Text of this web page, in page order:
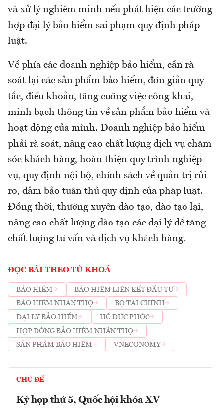
và xử lý nghiêm minh nếu phát hiện các trường
hợp đại lý bảo hiểm sai phạm quy định pháp
luật.
Về phía các doanh nghiệp bảo hiểm, cần rà
soát lại các sản phẩm bảo hiểm, đơn giản quy
tắc, điều khoản, tăng cường việc công khai,
minh bạch thông tin về sản phẩm bảo hiểm và
hoạt động của mình. Doanh nghiệp bảo hiểm
phải rà soát, nâng cao chất lượng dịch vụ chăm
sóc khách hàng, hoàn thiện quy trình nghiệp
vụ, quy định nội bộ, chính sách về quản trị rủi
ro, đảm bảo tuân thủ quy định của pháp luật.
Đồng thời, thường xuyên đào tạo, đào tạo lại,
nâng cao chất lượng đào tạo các đại lý để tăng
chất lượng tư vấn và dịch vụ khách hàng.
ĐỌC BÀI THEO TỪ KHOÁ
BẢO HIỂM
BẢO HIỂM LIÊN KẾT ĐẦU TƯ
BẢO HIỂM NHÂN THỌ
BỘ TÀI CHÍNH
ĐẠI LÝ BẢO HIỂM
HỒ ĐỨC PHỚC
HỢP ĐỒNG BẢO HIỂM NHÂN THỌ
SẢN PHẨM BẢO HIỂM
VNECONOMY
CHỦ ĐỀ
Kỳ họp thứ 5, Quốc hội khóa XV